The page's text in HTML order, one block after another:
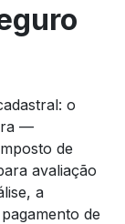
o
—
de
avaliação
a
de